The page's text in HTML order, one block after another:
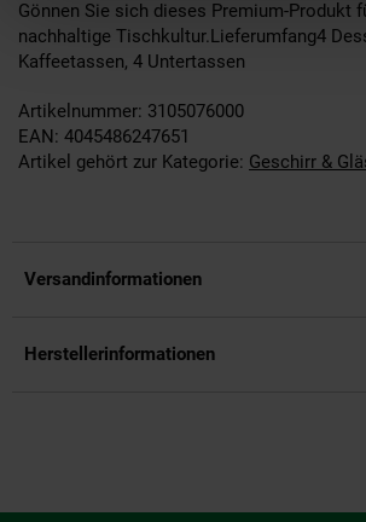
Gönnen Sie sich dieses Premium-Produkt
nachhaltige Tischkultur.Lieferumfang4
Kaffeetassen, 4 Untertassen
Artikelnummer: 3105076000
EAN: 4045486247651
Artikel gehört zur Kategorie: Geschirr &
Versandinformationen
Herstellerinformationen